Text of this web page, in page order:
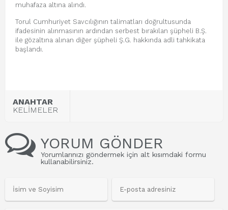
muhafaza altına alındı.
Torul Cumhuriyet Savcılığının talimatları doğrultusunda
ifadesinin alınmasının ardından serbest bırakılan şüpheli B.Ş.
ile gözaltına alınan diğer şüpheli Ş.G. hakkında adli tahkikata
başlandı.
ANAHTAR
KELİMELER
YORUM GÖNDER
Yorumlarınızı göndermek için alt kısımdaki formu
kullanabilirsiniz.